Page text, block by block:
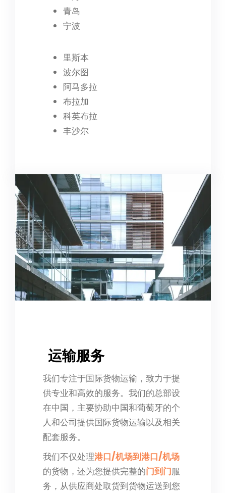
青岛
宁波
里斯本
波尔图
阿马多拉
布拉加
科英布拉
丰沙尔
运输服务
我们专注于国际货物运输，致力于提
供专业和高效的服务。我们的总部设
在中国，主要协助中国和葡萄牙的个
人和公司提供国际货物运输以及相关
配套服务。
我们不仅处理港口/机场到港口/机场
的货物，还为您提供完整的门到门服
务，从供应商处取货到货物运送到您